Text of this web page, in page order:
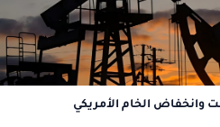
وانخفاض الخام الأمريكي